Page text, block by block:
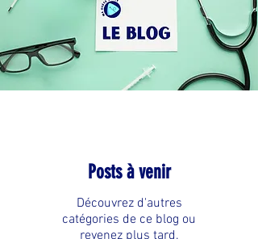
Posts à venir
Découvrez d'autres
catégories de ce blog ou
revenez plus tard.